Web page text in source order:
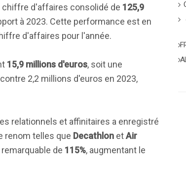
chiffre d'affaires consolidé de 125,9
à 2023. Cette performance est en
d'affaires pour l'année.
15,9 millions d'euros, soit une
contre 2,2 millions d'euros en 2023,
relationnels et affinitaires a enregistré
renom telles que Decathlon etAir
de 115%, augmentant le